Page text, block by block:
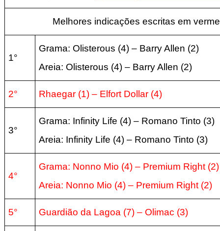
Melhores indicações escritas em
1°
Grama: Olisterous (4) – Barry Allen (2)
Areia: Olisterous (4) – Barry Allen (2)
2° Rhaegar (1) – Elfort Dollar (4)
3°
Grama: Infinity Life (4) – Romano Tinto (3)
Areia: Infinity Life (4) – Romano Tinto (3)
4°
Grama: Nonno Mio (4) – Premium Right(2)
Areia: Nonno Mio (4) – Premium Right(2)
5° Guardião da Lagoa (7) – Olimac (3)